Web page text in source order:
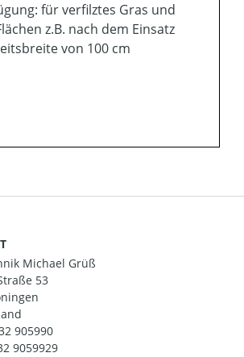
für verfilztes Gras und
z.B. nach dem Einsatz
von 100 cm
Michael Grüß
53
905990
9059929